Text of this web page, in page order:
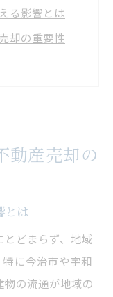
る影響とは
却の重要性
を読み解く
がり
を活用する利
的連携方法
に与える効果
動産売却の
とは
どまらず、地域
に今治市や宇和
の流通が地域の